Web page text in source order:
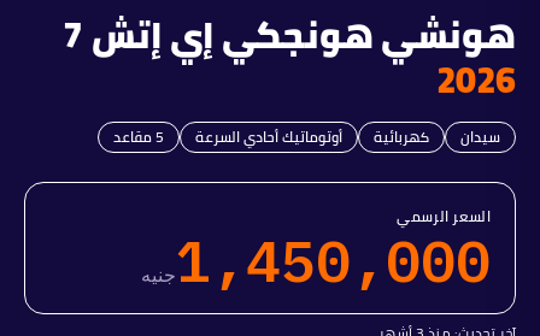
هونشيهونجكي إي إتش 7
2026
سيدان كهربائية أوتوماتيك أحادي السرعة 5مقاعد
السعر الرسمي
1,450,000جنيه